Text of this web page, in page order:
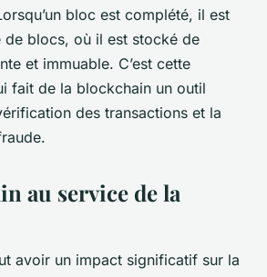
bloc est complété, il est
de blocs, où il est stocké de
et immuable. C’est cette
fait de la blockchain un outil
des transactions et la
au service de la
avoir un impact significatif sur la